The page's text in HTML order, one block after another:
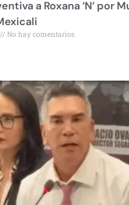
a Roxana ‘N’ por
No hay comentarios